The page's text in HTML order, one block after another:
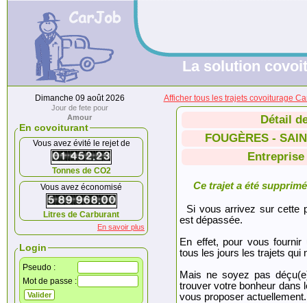
La solution
Dimanche 09 août 2026
Jour de fete pour
Amour
En covoiturant
Vous avez évité le rejet de
Tonnes de CO2
Vous avez économisé
Litres de Carburant
En savoir plus
Login
Pseudo :
Mot de passe :
Afficher tous les trajets covoiturage
Détail
FOUGÈRES -
Ce trajet a été
Si vous arrivez sur cette
est dépassée.
En effet, pour vous fournir
tous les jours les trajets qui
Mais ne soyez pas
trouver votre bonheur dans
vous proposer actuellement.